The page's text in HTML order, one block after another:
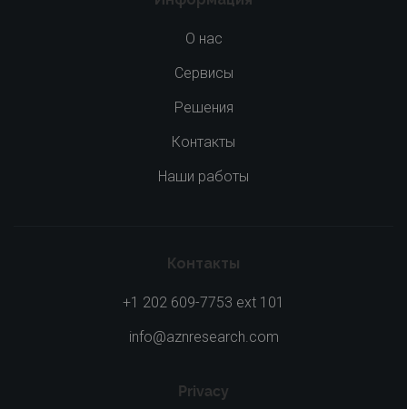
О нас
Сервисы
Решения
Контакты
Наши работы
Контакты
+1 202 609-7753 ext 101
info@aznresearch.com
Privacy